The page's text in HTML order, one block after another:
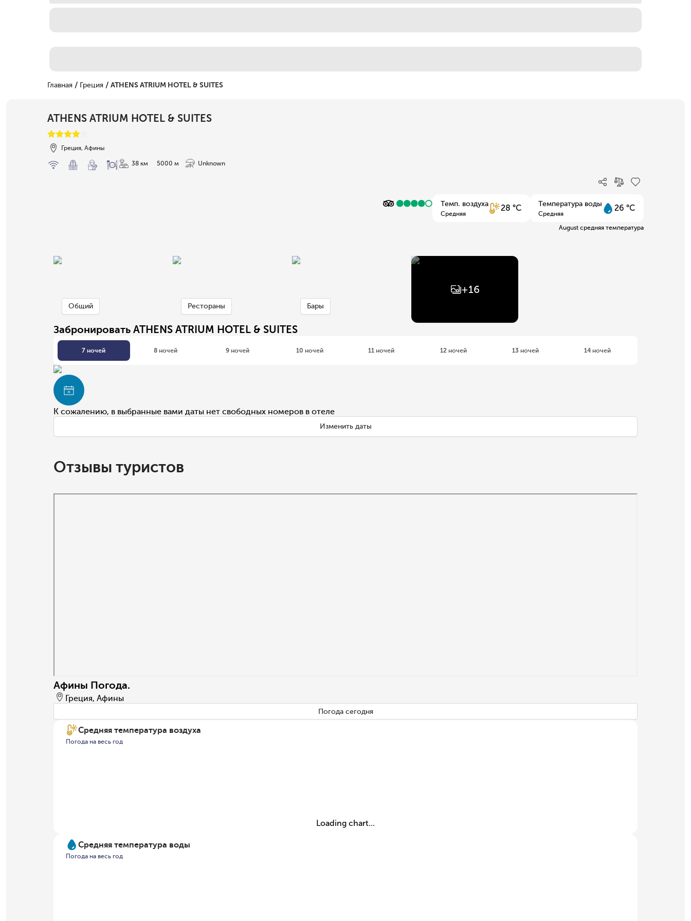
Главная / Греция / ATHENS ATRIUM HOTEL & SUITES
ATHENS ATRIUM HOTEL & SUITES
Греция, Афины
38 км 5000 м Unknown
Темп. воздуха
Средняя
28 °C Температура воды
Средняя
26 °C
August средняя температура
Общий Рестораны Бары
+16
Забронировать ATHENS ATRIUM HOTEL & SUITES
7 ночей 8 ночей 9 ночей 10 ночей 11 ночей 12 ночей 13 ночей 14 ночей
К сожалению, в выбранные вами даты нет свободных номеров в отеле
Изменить даты
Отзывы туристов
Афины Погода.
Греция, Афины
Погода сегодня
Средняя температура воздуха
Погода на весь год
Loading chart...
Средняя температура воды
Погода на весь год